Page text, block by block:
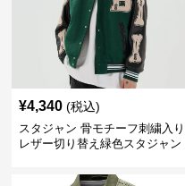
¥4,340 (税込)
スタジャン 骨モチーフ刺繍入り
レザー切り替え緑色スタジャン